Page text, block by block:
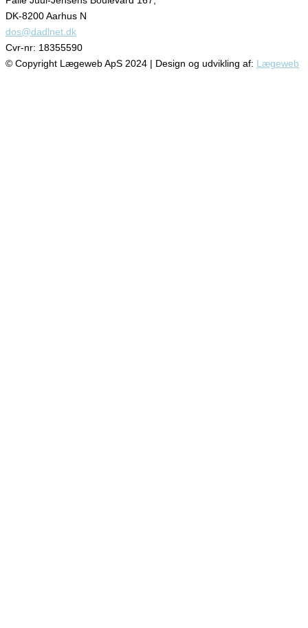
DK-8200 Aarhus N
dos@dadlnet.dk
Cvr-nr: 18355590
© Copyright Lægeweb ApS 2024 | Design og udvikling af: Lægeweb